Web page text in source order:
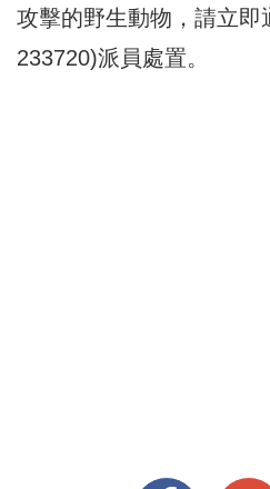
攻擊的野生動物，請立即
233720)派員處置。